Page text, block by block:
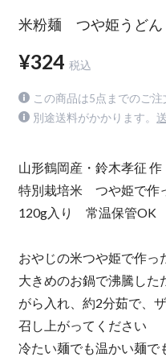
米粉麺 つや姫うどん
¥324 税込
この商品は5点までのご注
別途送料がかかります。
山形鶴岡産・鈴木孝征 作
特別栽培米 つや姫で作
120g入り 常温保管OK
おやじの米つや姫で作っ
大きめのお鍋で沸騰した
がら入れ、約2分茹で、
召し上がってください
冷たい麺でも温かい麺で